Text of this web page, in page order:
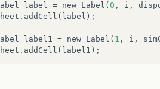
label = new Label ( 0 , i ,
. addCell ( label );
label1 = new Label ( 1 , i ,
. addCell ( label1 );